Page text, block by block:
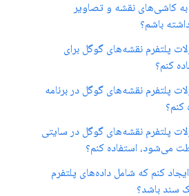
به کاشی‌های نقشه و تصاویر
باشم؟
پلتفرم نقشه‌های گوگل برای
کنم؟
پلتفرم نقشه‌های گوگل در برنامه
کنم؟
پلتفرم نقشه‌های گوگل در سایتی
می‌شود، استفاده کنم؟
ایجاد کنم که شامل داده‌های پلتفرم
سند باشد؟